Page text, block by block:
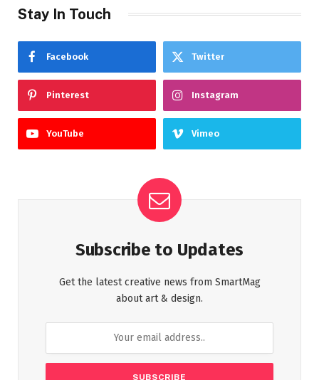
Stay In Touch
Facebook Twitter
Pinterest Instagram
YouTube Vimeo
Subscribe to Updates
Get the latest creative news from SmartMag
about art & design.